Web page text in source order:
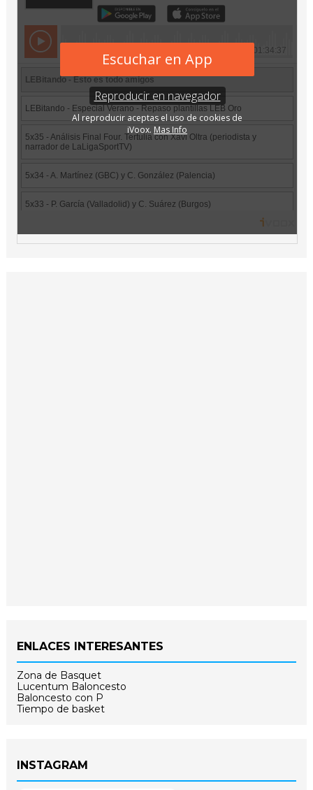
ENLACES INTERESANTES
Zona de Basquet
Lucentum Baloncesto
Baloncesto con P
Tiempo de basket
INSTAGRAM